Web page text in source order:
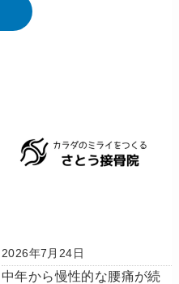
2026年7月24日
中年から慢性的な腰痛が続